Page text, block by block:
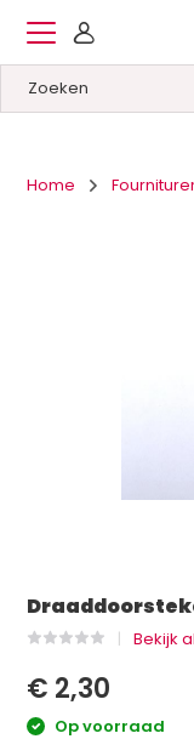
Home
Bekijk
€ 2,30
Op voorraad